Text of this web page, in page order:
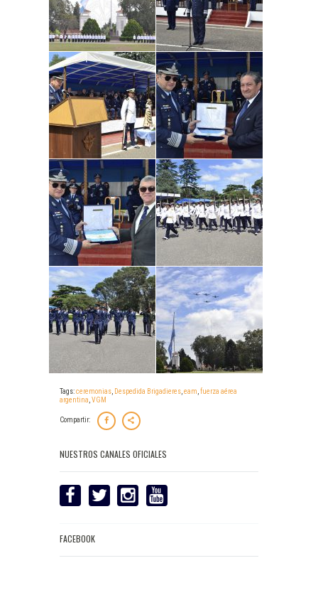
Tags:ceremonias Despedida Brigadieres eam fuerza aérea
argentina VGM
Compartir:
NUESTROS CANALES OFICIALES
FACEBOOK